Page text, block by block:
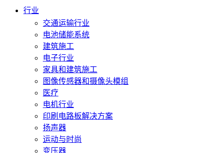
行业
交通运输行业
电池储能系统
建筑施工
电子行业
家具和建筑施工
图像传感器和摄像头模组
医疗
电机行业
印刷电路板解决方案
扬声器
运动与时尚
变压器